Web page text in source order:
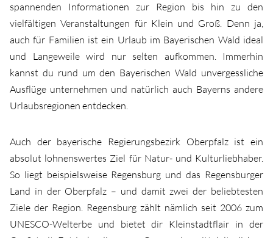
spannenden Informationen zur Region bis hin zu den
vielfältigen Veranstaltungen für Klein und Groß. Denn ja,
auch für Familien ist ein Urlaub im Bayerischen Wald ideal
und Langeweile wird nur selten aufkommen. Immerhin
kannst du rund um den Bayerischen Wald unvergessliche
Ausflüge unternehmen und natürlich auch Bayerns andere
Urlaubsregionen entdecken.
Auch der bayerische Regierungsbezirk Oberpfalz ist ein
absolut lohnenswertes Ziel für Natur- und Kulturliebhaber.
So liegt beispielsweise Regensburg und das Regensburger
Land in der Oberpfalz – und damit zwei der beliebtesten
Ziele der Region. Regensburg zählt nämlich seit 2006 zum
UNESCO-Welterbe und bietet dir Kleinstadtflair in der